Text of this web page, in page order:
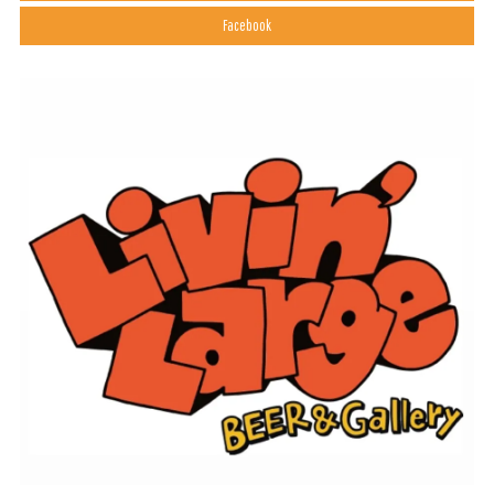
Facebook